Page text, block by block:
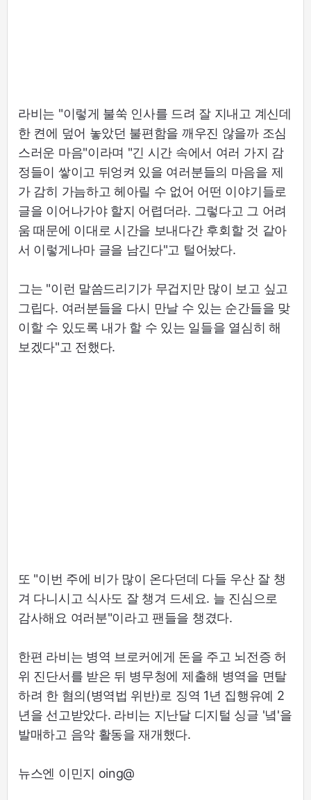
라비는 "이렇게 불쑥 인사를 드려 잘 지내고 계신데
한 켠에 덮어 놓았던 불편함을 깨우진 않을까 조심
스러운 마음"이라며 "긴 시간 속에서 여러 가지 감
정들이 쌓이고 뒤엉켜 있을 여러분들의 마음을 제
가 감히 가늠하고 헤아릴 수 없어 어떤 이야기들로
글을 이어나가야 할지 어렵더라. 그렇다고 그 어려
움 때문에 이대로 시간을 보내다간 후회할 것 같아
서 이렇게나마 글을 남긴다"고 털어놨다.
그는 "이런 말씀드리기가 무겁지만 많이 보고 싶고
그립다. 여러분들을 다시 만날 수 있는 순간들을 맞
이할 수 있도록 내가 할 수 있는 일들을 열심히 해
보겠다"고 전했다.
또 "이번 주에 비가 많이 온다던데 다들 우산 잘 챙
겨 다니시고 식사도 잘 챙겨 드세요. 늘 진심으로
감사해요 여러분"이라고 팬들을 챙겼다.
한편 라비는 병역 브로커에게 돈을 주고 뇌전증 허
위 진단서를 받은 뒤 병무청에 제출해 병역을 면탈
하려 한 혐의(병역법 위반)로 징역 1년 집행유예 2
년을 선고받았다. 라비는 지난달 디지털 싱글 '녘'을
발매하고 음악 활동을 재개했다.
뉴스엔 이민지 oing@